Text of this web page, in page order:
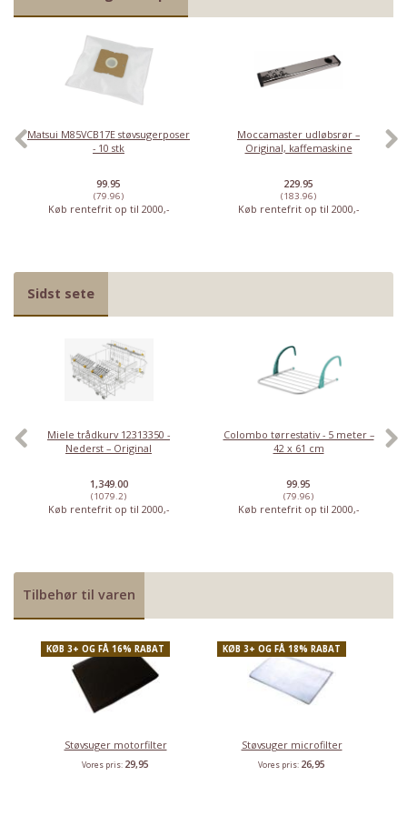
Matsui M85VCB17E støvsugerposer
- 10 stk
99.95
(79.96)
Køb rentefrit op til 2000,-
Moccamaster udløbsrør –
Original, kaffemaskine
229.95
(183.96)
Køb rentefrit op til 2000,-
Sidst sete
Miele trådkurv 12313350 -
Nederst – Original
1,349.00
(1079.2)
Køb rentefrit op til 2000,-
Colombo tørrestativ - 5 meter –
42 x 61 cm
99.95
(79.96)
Køb rentefrit op til 2000,-
Tilbehør til varen
KØB 3+ OG FÅ 16% RABAT
Støvsuger motorfilter
Vores pris: 29,95
KØB 3+ OG FÅ 18% RABAT
Støvsuger microfilter
Vores pris: 26,95